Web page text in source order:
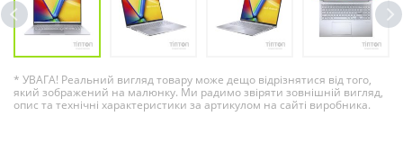
* УВАГА! Реальний вигляд товару може дещо відрізнятися від того,
який зображений на малюнку. Ми радимо звіряти зовнішній вигляд,
опис та технічні характеристики за артикулом на сайті виробника.